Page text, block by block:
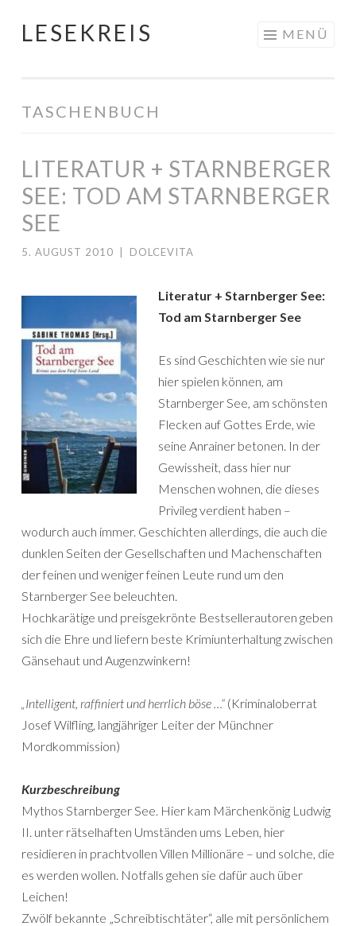
Springe
LESEKREIS MENÜ
TASCHENBUCH
LITERATUR + STARNBERGER
SEE: TOD AM STARNBERGER
SEE
5. AUGUST 2010 DOLCEVITA
Literatur + Starnberger See:
Tod am Starnberger See
Es sind Geschichten wie sie nur
hier spielen können, am
Starnberger See, am schönsten
Flecken auf Gottes Erde, wie
seine Anrainer betonen. In der
Gewissheit, dass hier nur
Menschen wohnen, die dieses
Privileg verdient haben –
wodurch auch immer. Geschichten allerdings, die auch die
dunklen Seiten der Gesellschaften und Machenschaften
der feinen und weniger feinen Leute rund um den
Starnberger See beleuchten.
Hochkarätige und preisgekrönte Bestsellerautoren geben
sich die Ehre und liefern beste Krimiunterhaltung zwischen
Gänsehaut und Augenzwinkern!
„Intelligent, raffiniert und herrlich böse …“ (Kriminaloberrat
Josef Wilfling, langjähriger Leiter der Münchner
Mordkommission)
Kurzbeschreibung
Mythos Starnberger See. Hier kam Märchenkönig Ludwig
II. unter rätselhaften Umständen ums Leben, hier
residieren in prachtvollen Villen Millionäre – und solche, die
es werden wollen. Notfalls gehen sie dafür auch über
Leichen!
Zwölf bekannte „Schreibtischtäter“, alle mit persönlichem